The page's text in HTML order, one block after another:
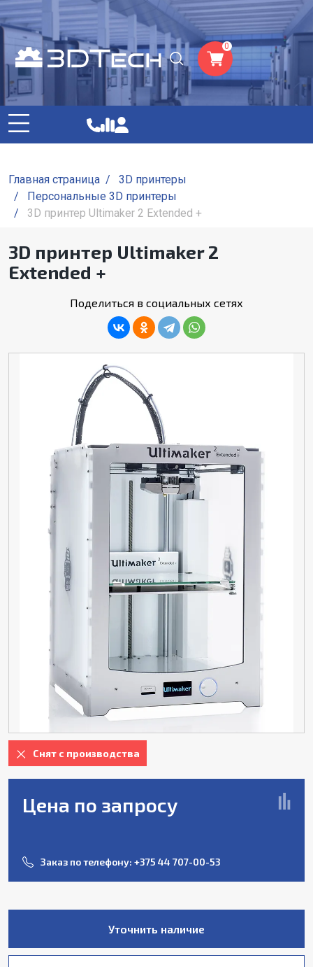
0
Главная страница /
3D принтеры
/
Персональные 3D принтеры
/
3D принтер Ultimaker 2 Extended +
3D принтер Ultimaker 2
Extended +
Поделиться в социальных сетях
Снят с производства
Цена по запросу
Заказ по телефону: +375 44 707-00-53
Уточнить наличие